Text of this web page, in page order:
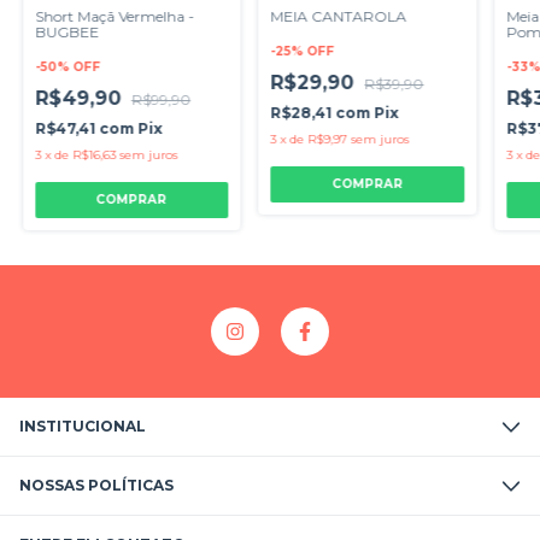
Short Maçã Vermelha -
BUGBEE
-50% OFF
R$49,90 R$99,90
R$47,41 com Pix
3 xde R$16,63 sem juros
COMPRAR
MEIA CANTAROLA
-25% OFF
R$29,90 R$39,90
R$28,41 com Pix
3 xde R$9,97 sem juros
COMPRAR
-33
3 x
INSTITUCIONAL
NOSSAS POLÍTICAS